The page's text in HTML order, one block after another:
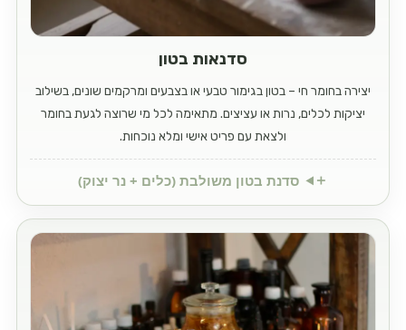
סדנאות בטון
יצירה בחומר חי – בטון בגימור טבעי או בצבעים ומרקמים שונים, בשילוב
יציקות לכלים, נרות או עציצים. מתאימה לכל מי שרוצה לגעת בחומר
ולצאת עם פריט אישי ומלא נוכחות.
סדנת בטון משולבת (כלים + נר יצוק)